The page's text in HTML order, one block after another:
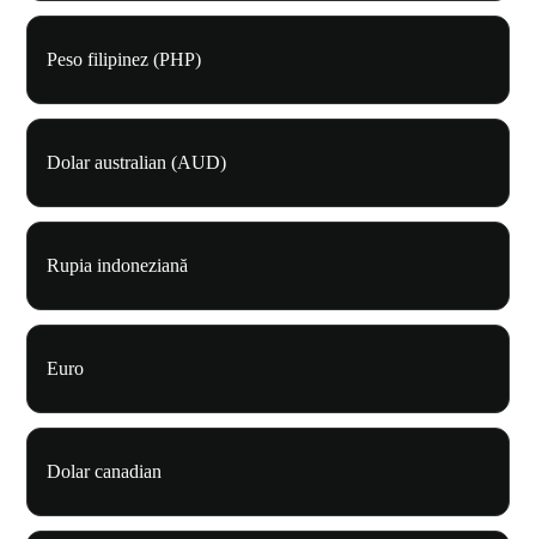
Peso filipinez (PHP)
Dolar australian (AUD)
Rupia indoneziană
Euro
Dolar canadian